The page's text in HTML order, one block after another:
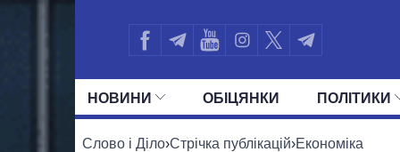
НОВИНИ ОБIЦЯНКИ ПОЛIТИКИ
УСІ ПОЛІТИКИ ПРЕЗИДЕНТ І ОФІС
Слово і Діло›Стрічка публікацій›Економіка